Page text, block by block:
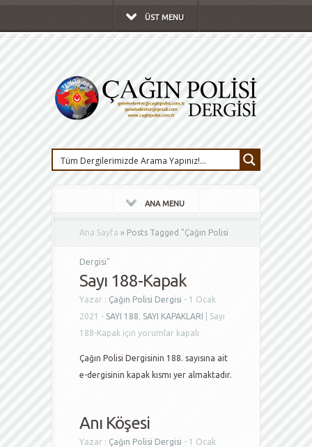
ÜST MENU
ANA MENU
Ana Sayfa » Posts Tagged "Çağın Polisi
Dergisi"
Sayı 188-Kapak
Yazar : Çağın Polisi Dergisi - 1 Ocak
2021 - SAYI 188, SAYI KAPAKLARI
Sayı
188-Kapak için yorumlar kapalı
Çağın Polisi Dergisinin 188. sayısına ait
e-dergisinin kapak kısmı yer almaktadır.
Anı Köşesi
Yazar : Çağın Polisi Dergisi - 1 Ocak